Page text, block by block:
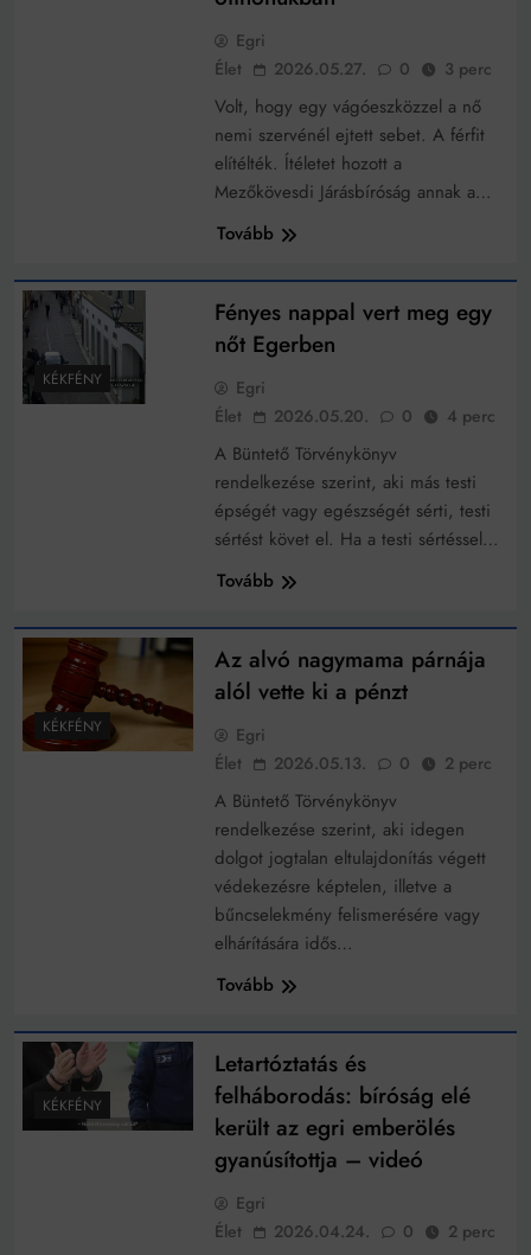
működik, ha jól van felújítva
Ingatlanpiaci szakértők szerint akár 5 százalékkal is
nőhetnek a bérleti díjak a ponthatárhirdetés után az
Ahol köszönnek, ott még van város
Amikor a Tetris boldogabbá tesz, mint a szerelem
Létezik tökéletes élet: Truman is elhitte
Karinthy Frigyes: a zseni, aki belenézett a saját
koponyájába
Ki akarsz törni. De miből?
Az öregség nem csak ránc?
Móricz Zsigmond: falusi író vagy boncmester?
Mindenki a világot akarja uralni – de nem csak a 80-
Bitumenes lapostetők: a bevált technológia akkor
Egri
Élet
2026.05.27. 0 3 perc
Volt, hogy egy vágóeszközzel a nő
nemi szervénél ejtett sebet. A férfit
elítélték. Ítéletet hozott a
Mezőkövesdi Járásbíróság annak a…
Tovább
KÉKFÉNY
Fényes nappal vert meg egy
nőt Egerben
Egri
Élet
2026.05.20. 0 4 perc
A Büntető Törvénykönyv
rendelkezése szerint, aki más testi
épségét vagy egészségét sérti, testi
sértést követ el. Ha a testi sértéssel…
Tovább
KÉKFÉNY
Az alvó nagymama párnája
alól vette ki a pénzt
Egri
Élet
2026.05.13. 0 2 perc
A Büntető Törvénykönyv
rendelkezése szerint, aki idegen
dolgot jogtalan eltulajdonítás végett
védekezésre képtelen, illetve a
bűncselekmény felismerésére vagy
elhárítására idős…
Tovább
KÉKFÉNY
Letartóztatás és
felháborodás: bíróság elé
került az egri emberölés
gyanúsítottja – videó
Egri
Élet
2026.04.24. 0 2 perc